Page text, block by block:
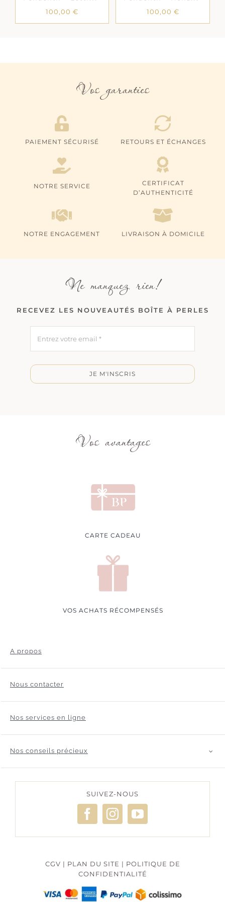
100,00€ 100,00 €
Vos garanties
PAIEMENT SÉCURISÉ RETOURS ET ÉCHANGES
NOTRE SERVICE
CERTIFICAT
D’AUTHENTICITÉ
NOTRE ENGAGEMENT LIVRAISON À DOMICILE
Ne manquez rien!
RECEVEZ LES NOUVEAUTÉS BOÎTE À PERLES
JE M'INSCRIS
Vos avantages
CARTE CADEAU
VOS ACHATS RÉCOMPENSÉS
A propos
Nous contacter
Nos services en ligne
Nos conseils précieux
SUIVEZ-NOUS
CGV | PLAN DU SITE | POLITIQUE DE
CONFIDENTIALITÉ